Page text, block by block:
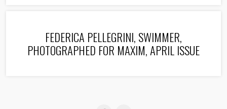
FEDERICA PELLEGRINI, SWIMMER,
PHOTOGRAPHED FOR MAXIM, APRIL ISSUE